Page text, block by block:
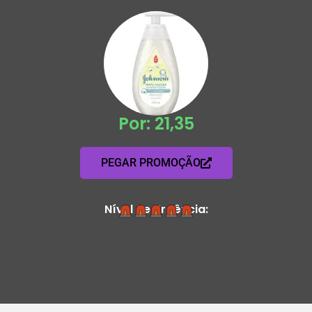
Por: 21,35
PEGAR PROMOÇÃO
Nível de Urgência: